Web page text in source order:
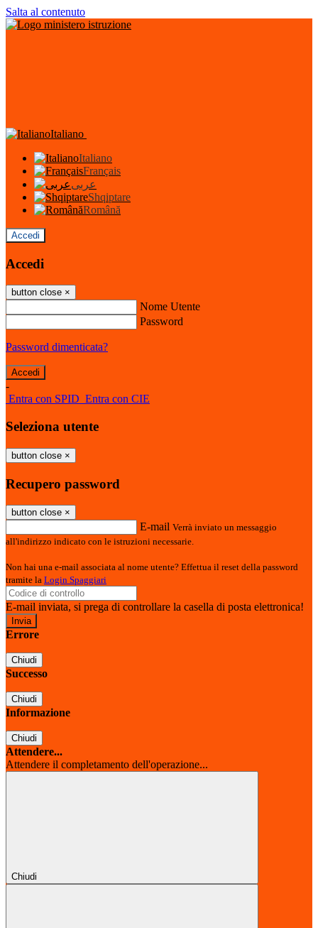
Salta al contenuto
Italiano
Italiano
Français
عربى
Shqiptare
Română
Accedi
Accedi
button close ×
Nome Utente
Password
Password dimenticata?
-
Entra con SPID Entra con CIE
Seleziona utente
button close ×
Recupero password
button close ×
E-mail Verrà inviato un messaggio
all'indirizzo indicato con le istruzioni necessarie.
Non hai una e-mail associata al nome utente? Effettua il reset della password
tramite la Login Spaggiari
E-mail inviata, si prega di controllare la casella di posta elettronica!
Errore
Chiudi
Successo
Chiudi
Informazione
Chiudi
Attendere...
Attendere il completamento dell'operazione...
Chiudi